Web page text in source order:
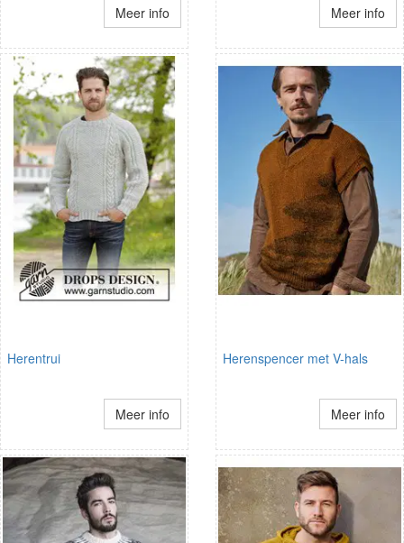
Meer info Meer info
Herentrui
Meer info
Herenspencer met V-hals
Meer info